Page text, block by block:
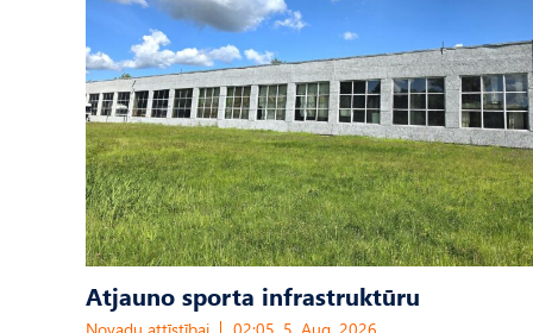
Atjauno sporta infrastruktūru